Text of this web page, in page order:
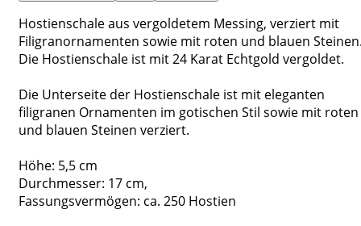
Hostienschale aus vergoldetem Messing, verziert mit
Filigranornamenten sowie mit roten und blauen
Die Hostienschale ist mit 24 Karat Echtgold vergoldet.
Die Unterseite der Hostienschale ist mit eleganten
filigranen Ornamenten im gotischen Stil sowie mit roten
und blauen Steinen verziert.
Höhe: 5,5 cm
Durchmesser: 17 cm,
Fassungsvermögen: ca. 250 Hostien